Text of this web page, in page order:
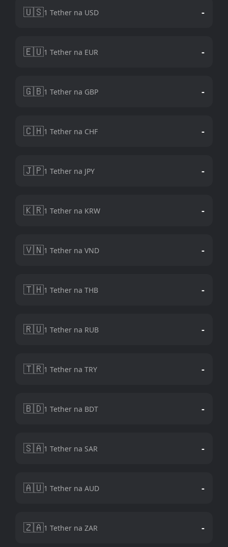
🇺🇸1 Tether na USD -
🇪🇺1 Tether na EUR -
🇬🇧1 Tether na GBP -
🇨🇭1 Tether na CHF -
🇯🇵1 Tether na JPY -
🇰🇷1 Tether na KRW -
🇻🇳1 Tether na VND -
🇹🇭1 Tether na THB -
🇷🇺1 Tether na RUB -
🇹🇷1 Tether na TRY -
🇧🇩1 Tether na BDT -
🇸🇦1 Tether na SAR -
🇦🇺1 Tether na AUD -
🇿🇦1 Tether na ZAR -